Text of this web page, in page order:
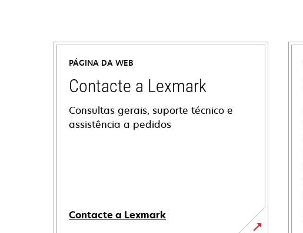
PÁGINA DA WEB
Contacte a Lexmark
Consultas gerais, suporte técnico e
assistência a pedidos
Contacte a Lexmark